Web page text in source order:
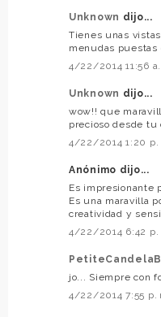
Unknown dijo...
Tienes unas
menudas puestas
4/22/2014 11:56 a.
Unknown dijo...
wow!! que
precioso desde tu
4/22/2014 1:20 p.
Anónimo dijo...
Es impresionante
Es una maravilla
creatividad y
4/22/2014 6:42 p.
jo... Siempre con
4/22/2014 7:55 p.